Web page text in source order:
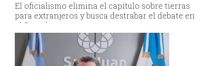
El oficialismo elimina el capítulo sobre tierras
para extranjeros y busca destrabar el debate en
el Senado